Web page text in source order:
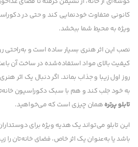
کانونی متفاوت خودنمایی کند و حتی در
ویژه به محیط شما ببخشد.
نصب این اثر هنری بسیار ساده است و به‌راحتی
کیفیت بالای مواد استفاده‌شده در ساخت آن
روز اول زیبا و جذاب بماند. اگر دنبال یک اثر
به خود جلب کند و هم با سبک دکوراسیون
تابلو پرترههمان چیزی است که می‌خواهید.
این تابلو می‌تواند یک هدیه ویژه برای
باشد یا به‌عنوان یک اثر خاص، فضای خانه‌تان را